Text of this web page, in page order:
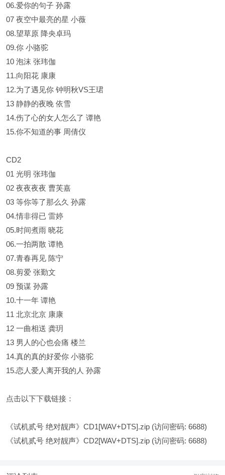
06.爱你的句子 孙露
07 夜空中最亮的星 小薇
08.望草原 降央卓玛
09.你 小骆驼
10 泡沫 张玮伽
11.向阳花 康康
12.为了遇见你 钟明秋VS王珺
13 静静的夜晚 依雪
14.伤了心的女人怎么了 谭艳
15.你不知道的事 周倩仪
CD2
01 光明 张玮伽
02 夜夜夜夜 曹芙嘉
03 等你等了那么久 孙露
04.情非得已 雷婷
05.时间煮雨 晓花
06.一拍两散 谭艳
07.青春再见 陈宁
08.剪爱 张勤文
09 预谋 孙露
10.十一年 谭艳
11 北京北京 康康
12 一曲相送 龚玥
13 男人的心也会痛 楼兰
14.真的真的好爱你 小骆驼
15.恋人爱人离开我的人 孙露
点击以下下载链接：
《试机贰号 绝对靓声》CD1[WAV+DTS].zip (访问密码: 6688)
《试机贰号 绝对靓声》CD2[WAV+DTS].zip (访问密码: 6688)